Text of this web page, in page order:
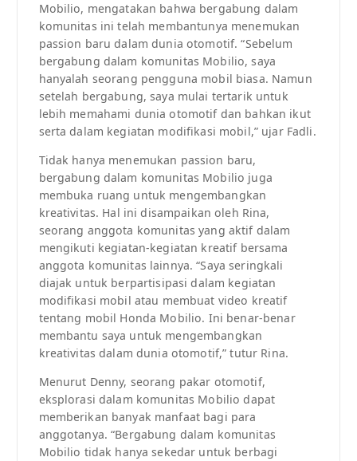
Mobilio, mengatakan bahwa bergabung dalam
komunitas ini telah membantunya menemukan
passion baru dalam dunia otomotif. “Sebelum
bergabung dalam komunitas Mobilio, saya
hanyalah seorang pengguna mobil biasa. Namun
setelah bergabung, saya mulai tertarik untuk
lebih memahami dunia otomotif dan bahkan ikut
serta dalam kegiatan modifikasi mobil,” ujar Fadli.
Tidak hanya menemukan passion baru,
bergabung dalam komunitas Mobilio juga
membuka ruang untuk mengembangkan
kreativitas. Hal ini disampaikan oleh Rina,
seorang anggota komunitas yang aktif dalam
mengikuti kegiatan-kegiatan kreatif bersama
anggota komunitas lainnya. “Saya seringkali
diajak untuk berpartisipasi dalam kegiatan
modifikasi mobil atau membuat video kreatif
tentang mobil Honda Mobilio. Ini benar-benar
membantu saya untuk mengembangkan
kreativitas dalam dunia otomotif,” tutur Rina.
Menurut Denny, seorang pakar otomotif,
eksplorasi dalam komunitas Mobilio dapat
memberikan banyak manfaat bagi para
anggotanya. “Bergabung dalam komunitas
Mobilio tidak hanya sekedar untuk berbagi